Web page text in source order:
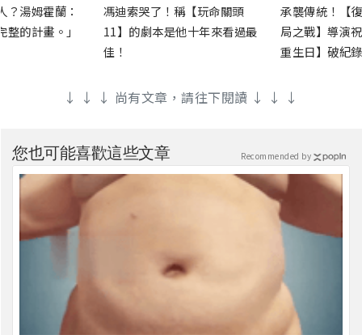
？湯姆霍蘭：
的計畫。」
馮迪索哭了！稱【玩命關頭
11】的劇本是他十年來看過最
佳！
承襲傳統！【
局之戰】導演
重生日】破紀
↓ ↓ ↓ 尚有文章，請往下閱讀 ↓ ↓ ↓
您也可能喜歡這些文章 Recommended by